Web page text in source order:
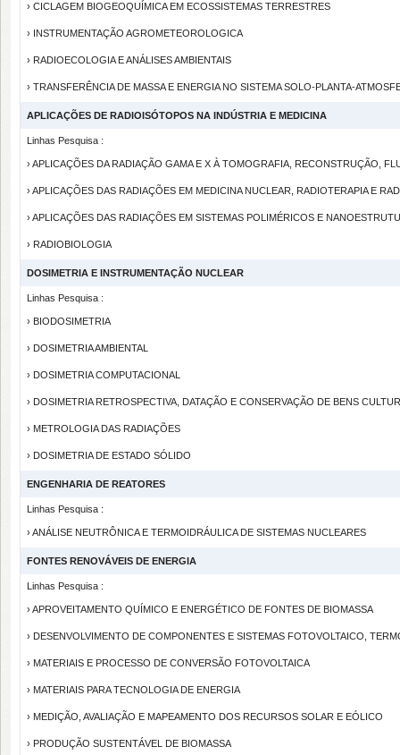
› CICLAGEM BIOGEOQUÍMICA EM ECOSSISTEMAS TERRESTRES
› INSTRUMENTAÇÃO AGROMETEOROLOGICA
› RADIOECOLOGIA E ANÁLISES AMBIENTAIS
› TRANSFERÊNCIA DE MASSA E ENERGIA NO SISTEMA SOLO-PLANTA-
APLICAÇÕES DE RADIOISÓTOPOS NA INDÚSTRIA E MEDICINA
Linhas Pesquisa :
› APLICAÇÕES DA RADIAÇÃO GAMA E X À TOMOGRAFIA, RECONSTRUÇÃO,
› APLICAÇÕES DAS RADIAÇÕES EM MEDICINA NUCLEAR, RADIOTERAPIA E
› APLICAÇÕES DAS RADIAÇÕES EM SISTEMAS POLIMÉRICOS E
› RADIOBIOLOGIA
DOSIMETRIA E INSTRUMENTAÇÃO NUCLEAR
Linhas Pesquisa :
› BIODOSIMETRIA
› DOSIMETRIA AMBIENTAL
› DOSIMETRIA COMPUTACIONAL
› DOSIMETRIA RETROSPECTIVA, DATAÇÃO E CONSERVAÇÃO DE BENS
› METROLOGIA DAS RADIAÇÕES
› DOSIMETRIA DE ESTADO SÓLIDO
ENGENHARIA DE REATORES
Linhas Pesquisa :
› ANÁLISE NEUTRÔNICA E TERMOIDRÁULICA DE SISTEMAS NUCLEARES
FONTES RENOVÁVEIS DE ENERGIA
Linhas Pesquisa :
› APROVEITAMENTO QUÍMICO E ENERGÉTICO DE FONTES DE BIOMASSA
› DESENVOLVIMENTO DE COMPONENTES E SISTEMAS FOTOVOLTAICO,
› MATERIAIS E PROCESSO DE CONVERSÃO FOTOVOLTAICA
› MATERIAIS PARA TECNOLOGIA DE ENERGIA
› MEDIÇÃO, AVALIAÇÃO E MAPEAMENTO DOS RECURSOS SOLAR E EÓLICO
› PRODUÇÃO SUSTENTÁVEL DE BIOMASSA